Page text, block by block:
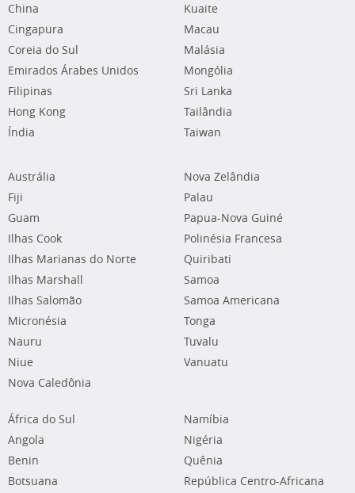
China
Cingapura
Coreia do Sul
Emirados Árabes Unidos
Filipinas
Hong Kong
Índia
Kuaite
Macau
Malásia
Mongólia
Sri Lanka
Tailândia
Taiwan
Austrália
Fiji
Guam
Ilhas Cook
Ilhas Marianas do Norte
Ilhas Marshall
Ilhas Salomão
Micronésia
Nauru
Niue
Nova Caledônia
Nova Zelândia
Palau
Papua-Nova Guiné
Polinésia Francesa
Quiribati
Samoa
Samoa Americana
Tonga
Tuvalu
Vanuatu
África do Sul
Angola
Benin
Botsuana
Namíbia
Nigéria
Quênia
República Centro-Africana